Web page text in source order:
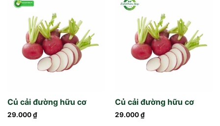
Củ cải đường hữu cơ
29.000₫
Củ cải đường hữu cơ
29.000₫